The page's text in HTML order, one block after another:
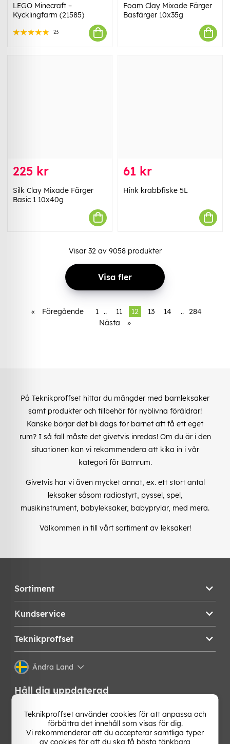
LEGO Minecraft –
Kycklingfarm (21585)
23
Foam Clay Mixade Färger
Basfärger 10x35g
225 kr
Silk Clay Mixade Färger
Basic 1 10x40g
61 kr
Hink krabbfiske 5L
Visar 32av 9058produkter
Visa fler
« Föregående 1 .. 11 12 13 14 .. 284
Nästa
»
På Teknikproffset hittar du mängder med barnleksaker
samt produkter och tillbehör för nyblivna föräldrar!
Kanske börjar det bli dags för barnet att få ett eget
rum? I så fall måste det givetvis inredas! Om du är i den
situationen kan vi rekommendera att kika in i vår
kategori för Barnrum.
Givetvis har vi även mycket annat, ex. ett stort antal
leksaker såsom radiostyrt, pyssel, spel,
musikinstrument, babyleksaker, babyprylar, med mera.
Välkommen in till vårt sortiment av leksaker!
Sortiment
Kundservice
Teknikproffset
Ändra Land
Håll dig uppdaterad
Få de senaste nyheterna, hetaste erbjudandena och
bästa tipsen från oss direkt i din mejlkorg. Signa upp på
vårt nyhetsbrev!
Teknikproffset använder cookies för att anpassa och
förbättra det innehåll som visas för dig.
Vi rekommenderar att du accepterar samtliga typer
av cookies för att du ska få bästa tänkbara